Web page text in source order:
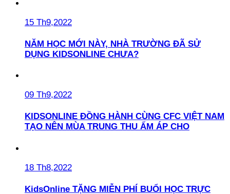
15 Th9,2022
NĂM HỌC MỚI NÀY, NHÀ TRƯỜNG ĐÃ SỬ
DỤNG KIDSONLINE CHƯA?
09 Th9,2022
KIDSONLINE ĐỒNG HÀNH CÙNG CFC VIỆT NAM
TẠO NÊN MÙA TRUNG THU ẤM ÁP CHO
18 Th8,2022
KidsOnline TẶNG MIỄN PHÍ BUỔI HỌC TRỰC